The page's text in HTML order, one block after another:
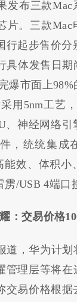
发布三款
片。三款Mac
行起步售价分
具体发售日
爆市面上98%
用5nm工艺
、神经网络
，统统集成
能效、体积
/USB 4端口
：交易价格
道，华为计
管理层等将在
交易价格根据